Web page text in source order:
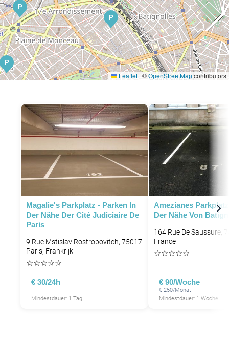
P
P
P
P
P
P
Leaflet | ©OpenStreetMapcontributors
Magalie's Parkplatz - Parken In
Der Nähe Der Cité Judiciaire De
Paris
9 Rue Mstislav Rostropovitch, 75017
Paris, Frankrijk
☆☆☆☆☆
€ 30/24h
Mindestdauer: 1 Tag
Amezianes
Der Nähe Von
164 Rue De Saussure,
France
☆☆☆☆☆
€ 90/Woche
€ 250/Monat
Mindestdauer: 1 Woche